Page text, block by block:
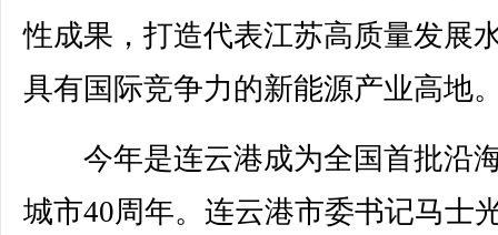
性成果，打造代表江苏高质量发展
具有国际竞争力的新能源产业高地
今年是连云港成为全国首批沿
城市40周年。连云港市委书记马士